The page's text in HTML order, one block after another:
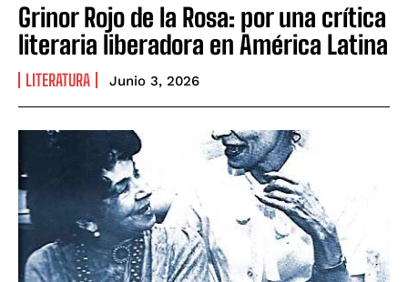
Grinor Rojo de la Rosa: por una crítica
literaria liberadora en América Latina
LITERATURA Junio 3, 2026